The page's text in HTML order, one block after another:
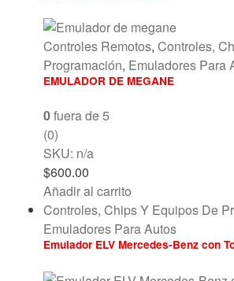
Controles Remotos, Controles,
Programación, Emuladores Para
EMULADOR DE MEGANE
0fuera de 5
(0)
SKU: n/a
$600.00
Añadir al carrito
Controles, Chips Y Equipos De
Emuladores Para Autos
Emulador ELV Mercedes-Benz con